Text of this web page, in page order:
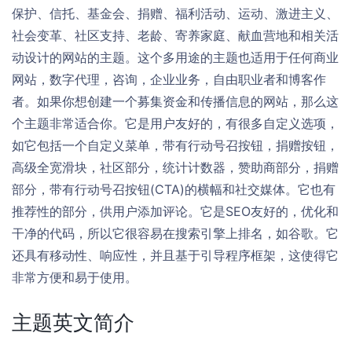
保护、信托、基金会、捐赠、福利活动、运动、激进主义、
社会变革、社区支持、老龄、寄养家庭、献血营地和相关活
动设计的网站的主题。这个多用途的主题也适用于任何商业
网站，数字代理，咨询，企业业务，自由职业者和博客作
者。如果你想创建一个募集资金和传播信息的网站，那么这
个主题非常适合你。它是用户友好的，有很多自定义选项，
如它包括一个自定义菜单，带有行动号召按钮，捐赠按钮，
高级全宽滑块，社区部分，统计计数器，赞助商部分，捐赠
部分，带有行动号召按钮(CTA)的横幅和社交媒体。它也有
推荐性的部分，供用户添加评论。它是SEO友好的，优化和
干净的代码，所以它很容易在搜索引擎上排名，如谷歌。它
还具有移动性、响应性，并且基于引导程序框架，这使得它
非常方便和易于使用。
主题英文简介